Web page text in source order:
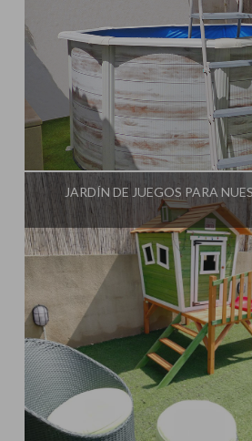
Influencer:
JARDÍN DE JUEGOS PARA
Influencer: